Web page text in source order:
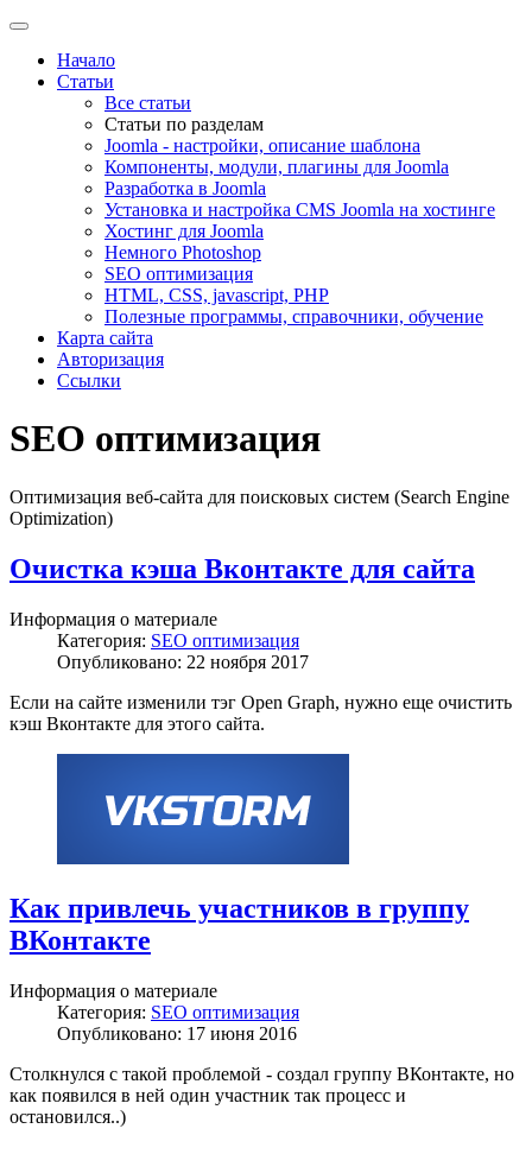
Начало
Статьи
Все статьи
Статьи по разделам
Joomla - настройки, описание шаблона
Компоненты, модули, плагины для Joomla
Разработка в Joomla
Установка и настройка CMS Joomla на хостинге
Хостинг для Joomla
Немного Photoshop
SEO оптимизация
HTML, CSS, javascript, PHP
Полезные программы, справочники, обучение
Карта сайта
Авторизация
Ссылки
SEO оптимизация
Оптимизация веб-сайта для поисковых систем (Search Engine
Optimization)
Очистка кэша Вконтакте для сайта
Информация о материале
Категория: SEO оптимизация
Опубликовано: 22 ноября 2017
Если на сайте изменили тэг Open Graph, нужно еще очистить
кэш Вконтакте для этого сайта.
Как привлечь участников в группу
ВКонтакте
Информация о материале
Категория: SEO оптимизация
Опубликовано: 17 июня 2016
Столкнулся с такой проблемой - создал группу ВКонтакте, но
как появился в ней один участник так процесс и
остановился..)